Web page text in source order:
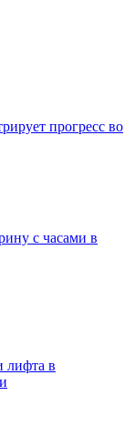
прогресс во
с часами в
лифта в